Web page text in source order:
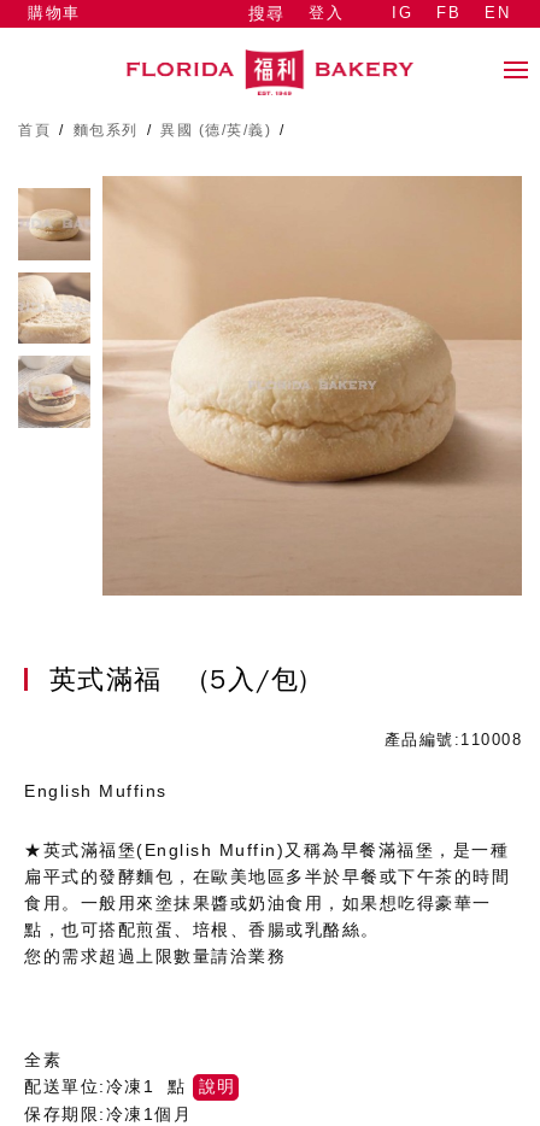
搜尋 登入
購物車 IG FB EN
首頁 / 麵包系列 / 異國 (德/英/義) /
英式滿福 (5入/包)
產品編號:110008
English Muffins
★英式滿福堡(English Muffin)又稱為早餐滿福堡，是一種
扁平式的發酵麵包，在歐美地區多半於早餐或下午茶的時間
食用。一般用來塗抹果醬或奶油食用，如果想吃得豪華一
點，也可搭配煎蛋、培根、香腸或乳酪絲。
您的需求超過上限數量請洽業務
全素
配送單位:冷凍1 點
說明
保存期限:冷凍1個月